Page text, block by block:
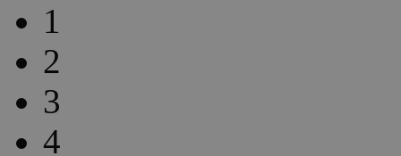
1
2
3
4